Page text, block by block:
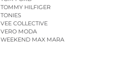
TOMMY HILFIGER
TONIES
VEE COLLECTIVE
VERO MODA
WEEKEND MAX MARA